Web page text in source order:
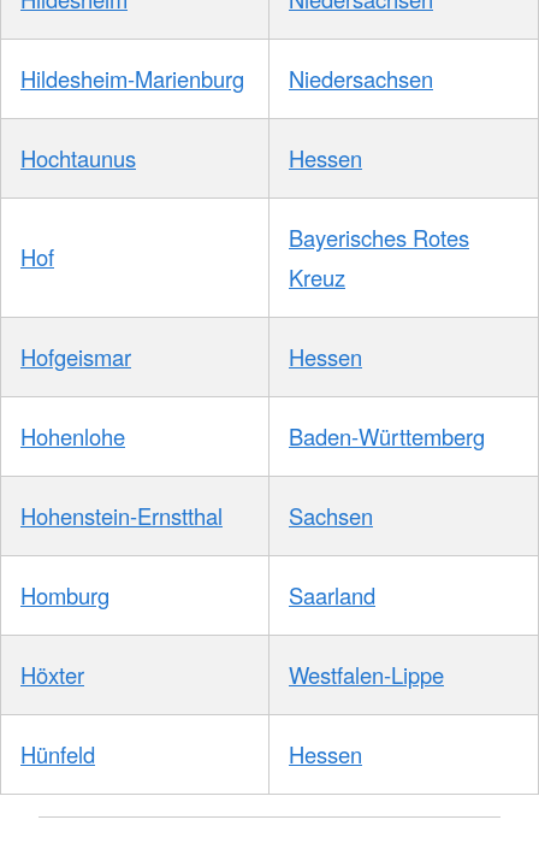
Hildesheim-Marienburg Niedersachsen
Hochtaunus Hessen
Hof
Bayerisches Rotes
Kreuz
Hofgeismar Hessen
Hohenlohe Baden-Württemberg
Hohenstein-Ernstthal Sachsen
Homburg Saarland
Höxter Westfalen-Lippe
Hünfeld Hessen